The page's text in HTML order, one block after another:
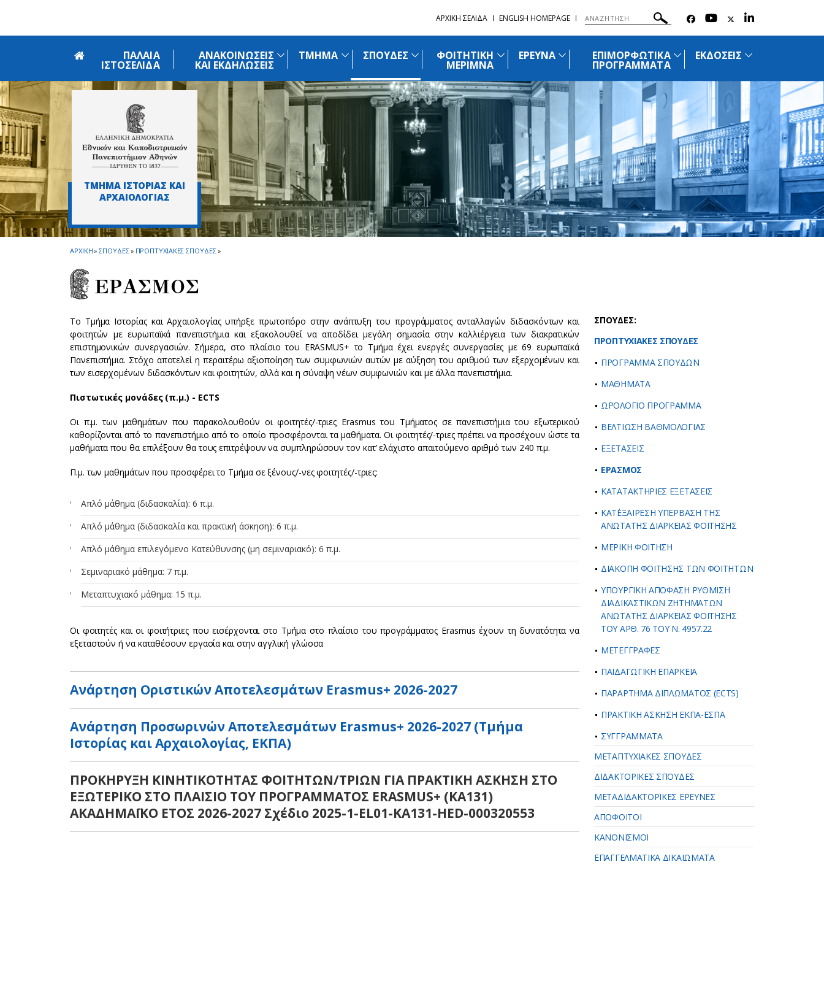
ΑΡΧΙΚΗ ΣΕΛΙΔΑ ENGLISH HOMEPAGE
ΠΑΛΑΙΑ
ΙΣΤΟΣΕΛΙΔΑ
ΑΝΑΚΟΙΝΩΣΕΙΣ
ΚΑΙ ΕΚΔΗΛΩΣΕΙΣ
ΤΜΗΜΑ ΣΠΟΥΔΕΣ ΦΟΙΤΗΤΙΚΗ
ΜΕΡΙΜΝΑ
ΕΡΕΥΝΑ ΕΠΙΜΟΡΦΩΤΙΚΑ
ΠΡΟΓΡΑΜΜΑΤΑ
ΕΚΔΟΣΕΙΣ
ΤΜΗΜΑ ΙΣΤΟΡΙΑΣ ΚΑΙ
ΑΡΧΑΙΟΛΟΓΙΑΣ
ΑΡΧΙΚΗ» ΣΠΟΥΔΕΣ» ΠΡΟΠΤΥΧΙΑΚΕΣ ΣΠΟΥΔΕΣ»
ΕΡΑΣΜΟΣ
Το Τμήμα Ιστορίας και Αρχαιολογίας υπήρξε πρωτοπόρο στην ανάπτυξη του προγράμματος ανταλλαγών διδασκόντων και
φοιτητών με ευρωπαϊκά πανεπιστήμια και εξακολουθεί να αποδίδει μεγάλη σημασία στην καλλιέργεια των διακρατικών
επιστημονικών συνεργασιών. Σήμερα, στο πλαίσιο του ERASMUS+ το Τμήμα έχει ενεργές συνεργασίες με 69 ευρωπαϊκά
Πανεπιστήμια. Στόχο αποτελεί η περαιτέρω αξιοποίηση των συμφωνιών αυτών με αύξηση του αριθμού των εξερχομένων και
των εισερχομένων διδασκόντων και φοιτητών, αλλά και η σύναψη νέων συμφωνιών και με άλλα πανεπιστήμια.
Πιστωτικές μονάδες (π.μ.) - ECTS
Οι π.μ. των μαθημάτων που παρακολουθούν οι φοιτητές/-τριες Erasmus του Τμήματος σε πανεπιστήμια του εξωτερικού
καθορίζονται από το πανεπιστήμιο από το οποίο προσφέρονται τα μαθήματα. Οι φοιτητές/-τριες πρέπει να προσέχουν ώστε τα
μαθήματα που θα επιλέξουν θα τους επιτρέψουν να συμπληρώσουν τον κατ’ ελάχιστο απαιτούμενο αριθμό των 240 π.μ.
Π.μ. των μαθημάτων που προσφέρει το Τμήμα σε ξένους/-νες φοιτητές/-τριες:
Απλό μάθημα (διδασκαλία): 6 π.μ.
Απλό μάθημα (διδασκαλία και πρακτική άσκηση): 6 π.μ.
Απλό μάθημα επιλεγόμενο Κατεύθυνσης (μη σεμιναριακό): 6 π.μ.
Σεμιναριακό μάθημα: 7 π.μ.
Μεταπτυχιακό μάθημα: 15 π.μ.
Οι φοιτητές και οι φοιτήτριες που εισέρχονται στο Τμήμα στο πλαίσιο του προγράμματος Erasmus έχουν τη δυνατότητα να
εξεταστούν ή να καταθέσουν εργασία και στην αγγλική γλώσσα
Ανάρτηση Οριστικών Αποτελεσμάτων Erasmus+ 2026-2027
Ανάρτηση Προσωρινών Αποτελεσμάτων Erasmus+ 2026-2027 (Τμήμα
Ιστορίας και Αρχαιολογίας, ΕΚΠΑ)
ΠΡΟΚΗΡΥΞΗ ΚΙΝΗΤΙΚΟΤΗΤΑΣ ΦΟΙΤΗΤΩΝ/ΤΡΙΩΝ ΓΙΑ ΠΡΑΚΤΙΚΗ ΑΣΚΗΣΗ ΣΤΟ
ΕΞΩΤΕΡΙΚΟ ΣΤΟ ΠΛΑΙΣΙΟ ΤΟΥ ΠΡΟΓΡΑΜΜΑΤΟΣ ERASMUS+ (ΚΑ131)
ΑΚΑΔΗΜΑΪΚΟ ΕΤΟΣ 2026-2027 Σχέδιο 2025-1-EL01-KA131-HED-000320553
ΣΠΟΥΔΕΣ:
ΠΡΟΠΤΥΧΙΑΚΕΣ ΣΠΟΥΔΕΣ
ΠΡΟΓΡΑΜΜΑ ΣΠΟΥΔΩΝ
ΜΑΘΗΜΑΤΑ
ΩΡΟΛΟΓΙΟ ΠΡΟΓΡΑΜΜΑ
ΒΕΛΤΙΩΣΗ ΒΑΘΜΟΛΟΓΙΑΣ
ΕΞΕΤΑΣΕΙΣ
ΕΡΑΣΜΟΣ
ΚΑΤΑΤΑΚΤΗΡΙΕΣ ΕΞΕΤΑΣΕΙΣ
ΚΑΤ΄ΕΞΑΙΡΕΣΗ ΥΠΕΡΒΑΣΗ ΤΗΣ
ΑΝΩΤΑΤΗΣ ΔΙΑΡΚΕΙΑΣ ΦΟΙΤΗΣΗΣ
ΜΕΡΙΚΗ ΦΟΙΤΗΣΗ
ΔΙΑΚΟΠΗ ΦΟΙΤΗΣΗΣ ΤΩΝ ΦΟΙΤΗΤΩΝ
ΥΠΟΥΡΓΙΚΗ ΑΠΟΦΑΣΗ ΡΥΘΜΙΣΗ
ΔΙΑΔΙΚΑΣΤΙΚΩΝ ΖΗΤΗΜΑΤΩΝ
ΑΝΩΤΑΤΗΣ ΔΙΑΡΚΕΙΑΣ ΦΟΙΤΗΣΗΣ
ΤΟΥ ΑΡΘ. 76 ΤΟΥ Ν. 4957.22
ΜΕΤΕΓΓΡΑΦΕΣ
ΠΑΙΔΑΓΩΓΙΚΗ ΕΠΑΡΚΕΙΑ
ΠΑΡΑΡΤΗΜΑ ΔΙΠΛΩΜΑΤΟΣ (ECTS)
ΠΡΑΚΤΙΚΗ ΑΣΚΗΣΗ ΕΚΠΑ-ΕΣΠΑ
ΣΥΓΓΡΑΜΜΑΤΑ
ΜΕΤΑΠΤΥΧΙΑΚΕΣ ΣΠΟΥΔΕΣ
ΔΙΔΑΚΤΟΡΙΚΕΣ ΣΠΟΥΔΕΣ
ΜΕΤΑΔΙΔΑΚΤΟΡΙΚΕΣ ΕΡΕΥΝΕΣ
ΑΠΟΦΟΙΤΟΙ
ΚΑΝΟΝΙΣΜΟΙ
ΕΠΑΓΓΕΛΜΑΤΙΚΑ ΔΙΚΑΙΩΜΑΤΑ